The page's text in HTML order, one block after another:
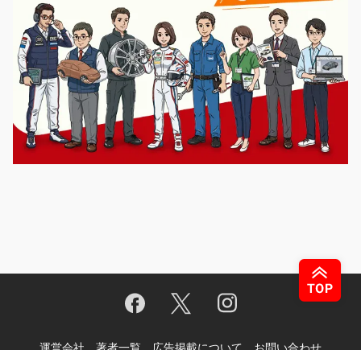
運営会社 著者一覧 広告掲載について お問い合わせ